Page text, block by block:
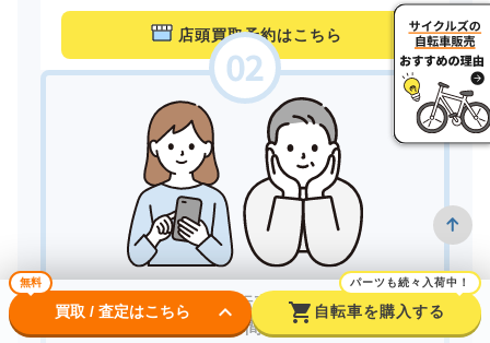
店頭買取予約はこちら
家にいながら自転車を売りたい。
できるだけ手間をかけずに
無料
買取 / 査定はこちら keyboard_arrow_down shopping_cart
パーツも続々入荷中！
自転車を購入する